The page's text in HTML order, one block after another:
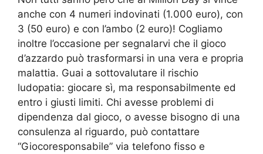
anche con 4 numeri indovinati (1.000 euro), con
3 (50 euro) e con l’ambo (2 euro)! Cogliamo
inoltre l’occasione per segnalarvi che il gioco
d’azzardo può trasformarsi in una vera e propria
malattia. Guai a sottovalutare il rischio
ludopatia: giocare sì, ma responsabilmente ed
entro i giusti limiti. Chi avesse problemi di
dipendenza dal gioco, o avesse bisogno di una
consulenza al riguardo, può contattare
“Giocoresponsabile” via telefono fisso e